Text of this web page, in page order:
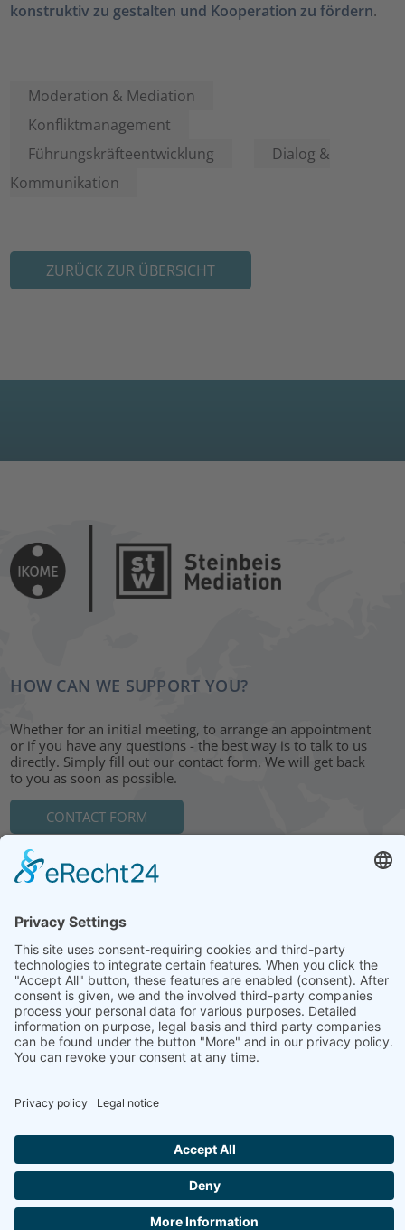
konstruktiv zu gestalten und Kooperation zu fördern.
Moderation & Mediation
Konfliktmanagement
Führungskräfteentwicklung
Dialog &
Kommunikation
ZURÜCK ZUR ÜBERSICHT
HOW CAN WE SUPPORT YOU?
Whether for an initial meeting, to arrange an appointment
or if you have any questions - the best way is to talk to us
directly. Simply fill out our contact form. We will get back
to you as soon as possible.
CONTACT FORM
Hohe Straße 11
04107 Leipzig
Tel.: +49 341 22 54 13 50
info@steinbeis-mediation.com
Mediation
Training and further education offers